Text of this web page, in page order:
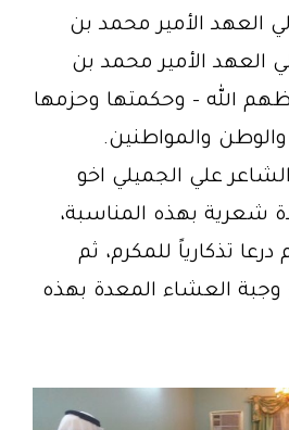
العهد الأمير محمد بن
العهد الأمير محمد بن
الله - وحكمتها وحزمها
والوطن والمواطنين.
علي الجميلي اخو
شعرية بهذه المناسبة،
تذكارياً للمكرم، ثم
وجبة العشاء المعدة بهذه